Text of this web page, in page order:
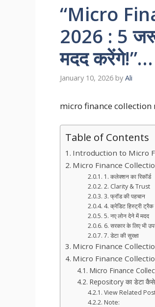
“Micro
2026 : 5
मदद करेंगे!”…
January 10, 2026 by Ali
micro finance
Table of Contents
Introduction to Micro
Micro Finance
1. कलेक्शन का रिकॉर्ड
2. Clarity & Trust
3. फ्रॉड की पहचान
4. क्रेडिट हिस्ट्री ट्रैक
5. नए लोन देने में मदद
6. सरकार के लिए भी
7. डेटा की सुरक्षा
Micro Finance
Micro Finance
Micro Finance
Repository का डेटा कैसे
View Related
Note: